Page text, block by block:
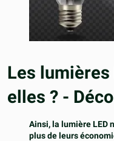
Les
elles ? -
Ainsi, la lumière LED
plus de leurs